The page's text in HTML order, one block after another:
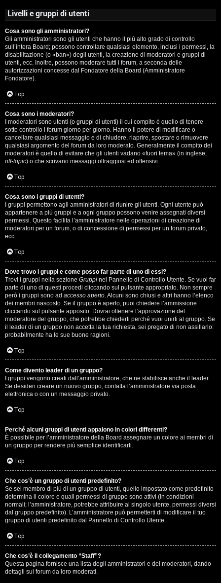
Livelli e gruppi di utenti
Cosa sono gli amministratori?
Gli amministratori sono gli utenti che hanno il più alto grado di controllo
sull’intera Board; possono controllare qualsiasi elemento, inclusi i permessi, la
disabilitazione (o «ban») degli utenti, la creazione di moderatori e gruppi di
utenti, ecc. Inoltre, possono moderare tutti i forum, a seconda delle
autorizzazioni concesse dal Fondatore della Board (Amministratore
Fondatore).
Top
Cosa sono i moderatori?
I moderatori sono utenti (o gruppi di utenti) il cui compito è quello di tenere
sotto controllo i forum giorno per giorno. Hanno il potere di modificare o
cancellare qualsiasi messaggio e di chiudere, riaprire, spostare o rimuovere
qualsiasi argomento del forum da loro moderato. Generalmente il compito dei
moderatori è quello di evitare che gli utenti vadano «fuori tema» (in inglese,
off-topic) o che scrivano messaggi oltraggiosi ed offensivi.
Top
Cosa sono i gruppi di utenti?
I gruppi permettono agli amministratori di riunire gli utenti. Ogni utente può
appartenere a più gruppi e a ogni gruppo possono venire assegnati diversi
permessi. Questo facilita l’amministratore nelle operazioni di creazione di
moderatori per un forum, o di concessione di permessi per un forum privato,
ecc.
Top
Dove trovo i gruppi e come posso far parte di uno di essi?
Trovi i gruppi nella sezione Gruppi nel Pannello di Controllo Utente. Se vuoi far
parte di uno di questi procedi cliccando sul pulsante appropriato. Non sempre
però i gruppi sono ad accesso aperto. Alcuni sono chiusi e altri hanno l’elenco
dei membri nascosto. Se il gruppo è aperto, puoi chiedere l’ammissione
cliccando sul pulsante apposito. Dovrai ottenere l’approvazione del
moderatore del gruppo, che potrebbe chiederti perché vuoi unirti al gruppo. Se
il leader di un gruppo non accetta la tua richiesta, sei pregato di non assillarlo:
probabilmente ha le sue buone ragioni.
Top
Come divento leader di un gruppo?
I gruppi vengono creati dall’amministratore, che ne stabilisce anche il leader.
Se desideri creare un nuovo gruppo, contatta l’amministratore via posta
elettronica o con un messaggio privato.
Top
Perché alcuni gruppi di utenti appaiono in colori differenti?
È possibile per l’amministratore della Board assegnare un colore ai membri di
un gruppo per rendere più semplice identificarli.
Top
Che cos’è un gruppo di utenti predefinito?
Se sei membro di più di un gruppo di utenti, quello impostato come predefinito
determina il colore e quali permessi di gruppo sono attivi (in condizioni
normali; l’amministratore, potrebbe attribuire al singolo utente, permessi diversi
dal gruppo predefinito). L’amministratore può permetterti di modificare il tuo
gruppo di utenti predefinito dal Pannello di Controllo Utente.
Top
Che cos’è il collegamento “Staff”?
Questa pagina fornisce una lista degli amministratori e dei moderatori, dando
dettagli sui forum da loro moderati.
c
e
P
e
r
c
o
r
s
i
M
u
s
i
c
a
l
i
.
.
.
D
i
t
u
t
t
o
u
n
p
ò